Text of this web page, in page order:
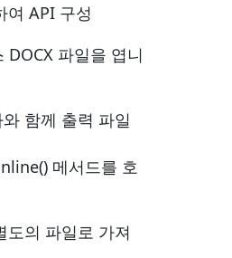
여 API 구성
DOCX 파일을 엽니
함께 출력 파일
메서드를 호
도의 파일로 가져